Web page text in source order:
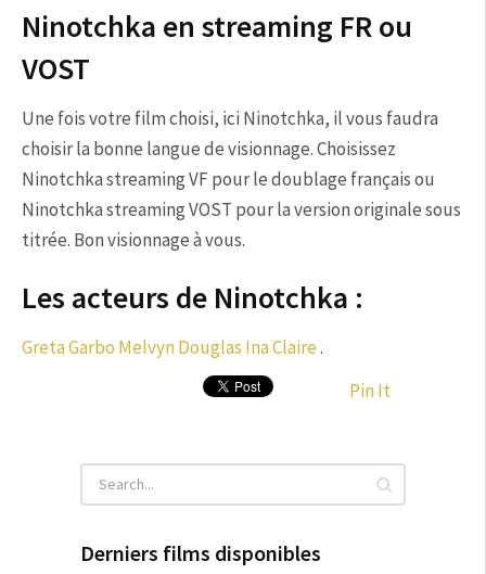
Ninotchka en streaming FR ou
VOST
Une fois votre film choisi, ici Ninotchka, il vous faudra
choisir la bonne langue de visionnage. Choisissez
Ninotchka streaming VF pour le doublage français ou
Ninotchka streaming VOST pour la version originale sous
titrée. Bon visionnage à vous.
Les acteurs de Ninotchka :
Greta Garbo Melvyn Douglas Ina Claire.
Pin It
Derniers films disponibles